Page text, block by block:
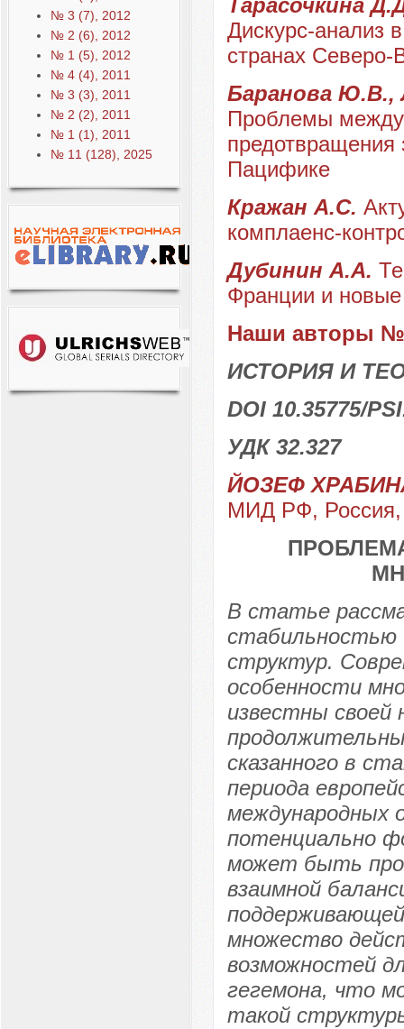
№ 3 (7), 2012
№ 2 (6), 2012
№ 1 (5), 2012
№ 4 (4), 2011
№ 3 (3), 2011
№ 2 (2), 2011
№ 1 (1), 2011
№ 11 (128), 2025
Тарасочкина
Дискурс-анализ
странах Северо-
Баранова Ю.В.,
Проблемы
предотвращения
Пацифике
Кражан А.С.
комплаенс-
Дубинин А.А.
Франции и
Наши авторы №
ИСТОРИЯ И
DOI 10.35775/
УДК 32.327
ЙОЗЕФ
МИД РФ, Россия,
В статье
стабильностью
структур.
особенности
известны
сказанного в
периода
международных
потенциально
может быть
взаимной
множество
возможностей
гегемона, что
такой